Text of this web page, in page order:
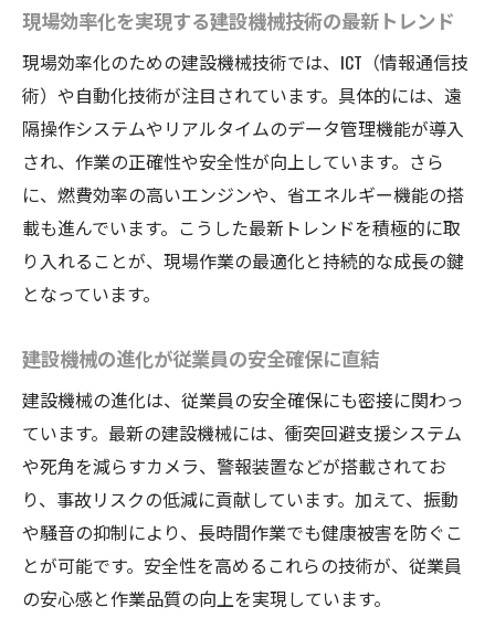
貢献
快適な建設機械導入による環境配慮の取り
組み
建設機械の快適化が地域社会にもたらす波
及効果
持続可能な現場運営を実現する建設機械の
選び方
建設機械の快適性とSDGs推進の関連性を解
説
現場効率化を実現する建設機械技術の最新トレンド
現場効率化のための建設機械技術では、ICT（情報通信技
術）や自動化技術が注目されています。具体的には、遠
隔操作システムやリアルタイムのデータ管理機能が導入
され、作業の正確性や安全性が向上しています。さら
に、燃費効率の高いエンジンや、省エネルギー機能の搭
載も進んでいます。こうした最新トレンドを積極的に取
り入れることが、現場作業の最適化と持続的な成長の鍵
となっています。
建設機械の進化が従業員の安全確保に直結
建設機械の進化は、従業員の安全確保にも密接に関わっ
ています。最新の建設機械には、衝突回避支援システム
や死角を減らすカメラ、警報装置などが搭載されてお
り、事故リスクの低減に貢献しています。加えて、振動
や騒音の抑制により、長時間作業でも健康被害を防ぐこ
とが可能です。安全性を高めるこれらの技術が、従業員
の安心感と作業品質の向上を実現しています。